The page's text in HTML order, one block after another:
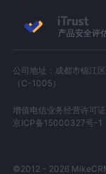
产品安全评
公司地址：成都市锦江
（C-1005）
增值电信业务经营许可
京ICP备15000327号-1
©2012 - 2026